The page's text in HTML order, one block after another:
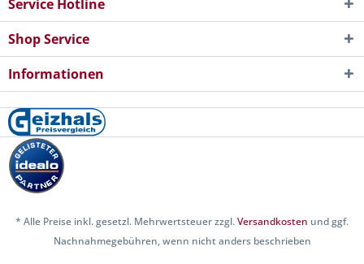
Service Hotline
Shop Service
Informationen
* Alle Preise inkl. gesetzl. Mehrwertsteuer zzgl.Versandkosten und ggf.
Nachnahmegebühren, wenn nicht anders beschrieben